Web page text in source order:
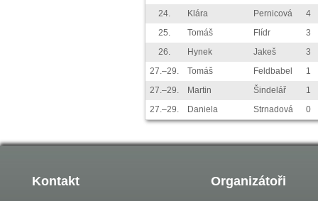
24.
Klára Pernicová
4
25.
Tomáš Flídr
3
26.
Hynek Jakeš
3
27.–29.
Tomáš Feldbabel
1
27.–29.
Martin Šindelář
1
27.–29.
Daniela Strnadová 0
Kontakt Organizátoři